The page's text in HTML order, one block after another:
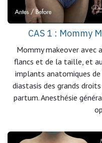
CAS 1 : Mommy
Mommy makeover avec
flancs et de la taille, et
implants anatomiques
diastasis des grands
partum. Anesthésie